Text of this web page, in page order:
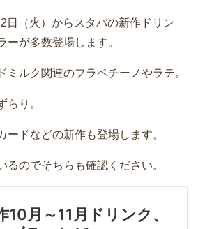
日（火）からスタバの新作ドリン
ーが多数登場します。
ミルク関連のフラペチーノやラテ。
らり。
ードなどの新作も登場します。
るのでそちらも確認ください。